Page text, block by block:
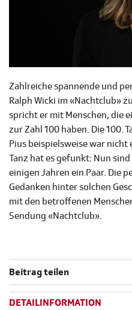
Zahlreiche spannende und
Ralph Wicki im «Nachtclub»
spricht er mit Menschen, die
zur Zahl 100 haben. Die 100.
Pius beispielsweise war
Tanz hat es gefunkt: Nun
einigen Jahren ein Paar. Die
Gedanken hinter solchen
mit den betroffenen
Sendung «Nachtclub».
Beitrag teilen
DETAILINFORMATION